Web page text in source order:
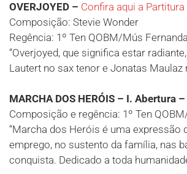
OVERJOYED – Confira aqui a Partitura
Composição: Stevie Wonder
Regência: 1º Ten QOBM/Mús Fernanda
“Overjoyed, que significa estar
Lautert no sax tenor e Jonatas
MARCHA DOS HERÓIS – I. Abertura –
Composição e regência: 1º Ten
“Marcha dos Heróis é uma
emprego, no sustento da família, nas
conquista. Dedicado a toda